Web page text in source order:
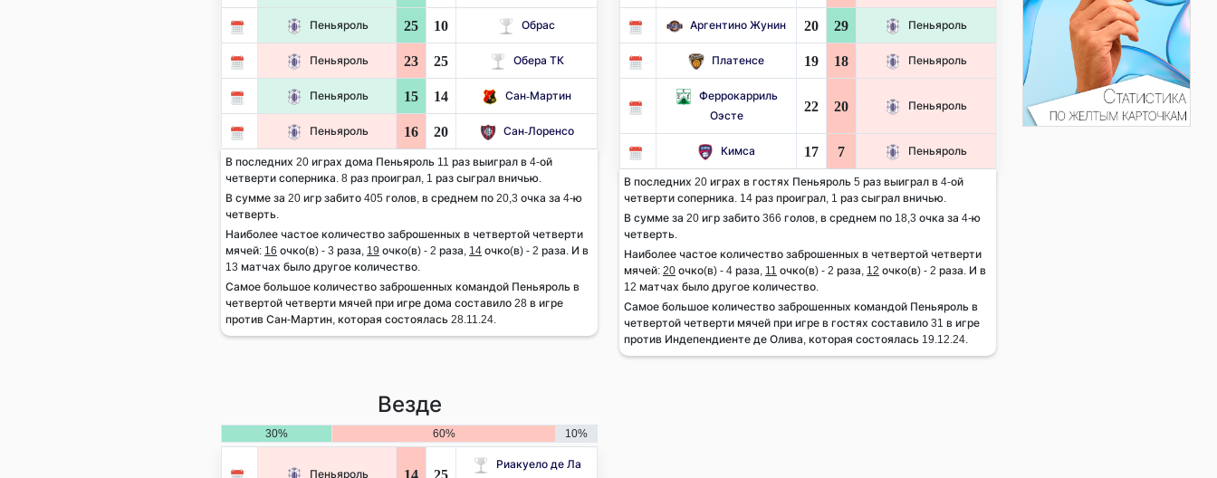
Пеньяроль 25 10 Обрас
Пеньяроль 23 25 Обера ТК
Пеньяроль 15 14 Сан-Мартин
Пеньяроль 16 20 Сан-Лоренсо
В последних 20 играх дома Пеньяроль 11 раз выиграл в 4-ой
четверти соперника. 8 раз проиграл, 1 раз сыграл вничью.
В сумме за 20 игр забито 405 голов, в среднем по 20,3 очка за 4-ю
четверть.
Наиболее частое количество заброшенных в четвертой четверти
мячей: 16 очко(в) - 3 раза, 19 очко(в) - 2 раза, 14 очко(в) - 2 раза. И в
13 матчах было другое количество.
Самое большое количество заброшенных командой Пеньяроль в
четвертой четверти мячей при игре дома составило 28 в игре
против Сан-Мартин, которая состоялась 28.11.24.
Аргентино Жунин 20 29 Пеньяроль
Платенсе 19 18 Пеньяроль
Феррокарриль
Оэсте
22 20 Пеньяроль
Кимса 17 7 Пеньяроль
В последних 20 играх в гостях Пеньяроль 5 раз выиграл в 4-ой
четверти соперника. 14 раз проиграл, 1 раз сыграл вничью.
В сумме за 20 игр забито 366 голов, в среднем по 18,3 очка за 4-ю
четверть.
Наиболее частое количество заброшенных в четвертой четверти
мячей: 20 очко(в) - 4 раза, 11 очко(в) - 2 раза, 12 очко(в) - 2 раза. И в
12 матчах было другое количество.
Самое большое количество заброшенных командой Пеньяроль в
четвертой четверти мячей при игре в гостях составило 31 в игре
против Индепендиенте де Олива, которая состоялась 19.12.24.
Везде
30% 60% 10%
Пеньяроль 14 25
Риакуело де Ла